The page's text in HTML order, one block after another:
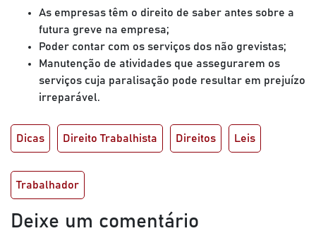
As empresas têm o direito de saber antes sobre a
futura greve na empresa;
Poder contar com os serviços dos não grevistas;
Manutenção de atividades que assegurarem os
serviços cuja paralisação pode resultar em prejuízo
irreparável.
Dicas Direito Trabalhista Direitos Leis
Trabalhador
Deixe um comentário